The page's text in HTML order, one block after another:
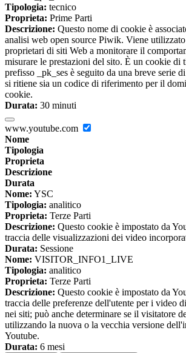
Tipologia: tecnico
Proprieta: Prime Parti
Descrizione: Questo nome di cookie è
analisi web open source Piwik. Viene
proprietari di siti Web a monitorare il
misurare le prestazioni del sito. È un cookie di
prefisso _pk_ses è seguito da una breve serie
si ritiene sia un codice di riferimento per il
cookie.
Durata: 30 minuti
www.youtube.com
Nome
Tipologia
Proprieta
Descrizione
Durata
Nome: YSC
Tipologia: analitico
Proprieta: Terze Parti
Descrizione: Questo cookie è impostato da
traccia delle visualizzazioni dei video
Durata: Sessione
Nome: VISITOR_INFO1_LIVE
Tipologia: analitico
Proprieta: Terze Parti
Descrizione: Questo cookie è impostato da
traccia delle preferenze dell'utente per i video
nei siti; può anche determinare se il visitatore
utilizzando la nuova o la vecchia versione
Youtube.
Durata: 6 mesi